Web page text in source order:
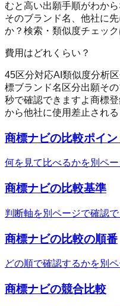
むと高い出願手順がわか
そのブランド名、他社に
か？ 検索・類似度チェッ
費用はどれくらい？
45区分対応AI類似度分析
標ブランド名 区分出願そ
秒で確認できますよ商標
から他社に使用差止され
商標ナビの比較ポイン
何を見て比べるかを別ペー
商標ナビの比較基準
判断軸を別ページで確認で
商標ナビの比較の順番
どの順で確認するかを別
商標ナビの競合比較